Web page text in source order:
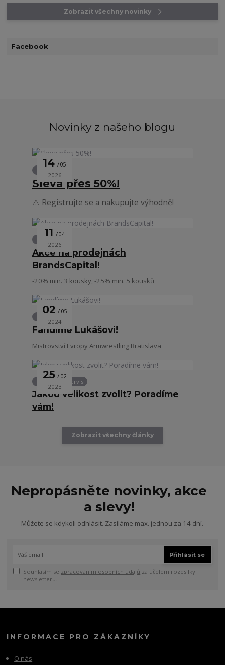
Zobrazit všechny novinky
Facebook
Novinky z našeho blogu
14 05
2026
Sleva přes 50%!
⚠️ Registrujte se a nakupujte výhodně!
11 04
2026
Akce na prodejnách
BrandsCapital!
-20% min. 3 kousky, -25% min. 5 kousků
02 05
2024
Fandíme Lukášovi!
Mistrovství Evropy Armwrestling Bratislava
25 02
2023
Zákaznický servis
Jakou velikost zvolit? Poradíme
vám!
Zobrazit všechny články
Nepropásněte novinky, akce
a slevy!
Můžete se kdykoli odhlásit. Zasíláme max. jednou za 14 dní.
Přihlásit se
Souhlasím se zpracováním osobních údajů za účelem rozesílky
newsletteru.
INFORMACE PRO ZÁKAZNÍKY
O nás